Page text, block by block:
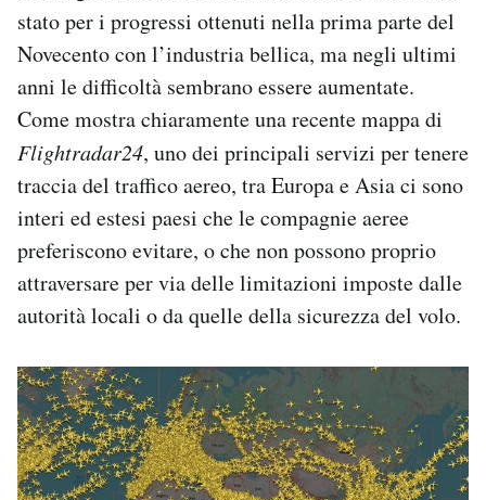
stato per i progressi ottenuti nella prima parte del
Novecento con l’industria bellica, ma negli ultimi
anni le difficoltà sembrano essere aumentate.
Come mostra chiaramente una recente mappa di
Flightradar24, uno dei principali servizi per tenere
traccia del traffico aereo, tra Europa e Asia ci sono
interi ed estesi paesi che le compagnie aeree
preferiscono evitare, o che non possono proprio
attraversare per via delle limitazioni imposte dalle
autorità locali o da quelle della sicurezza del volo.